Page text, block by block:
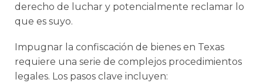
derecho de luchar y potencialmente reclamar lo
que es suyo.
Impugnar la confiscación de bienes en Texas
requiere una serie de complejos procedimientos
legales. Los pasos clave incluyen: